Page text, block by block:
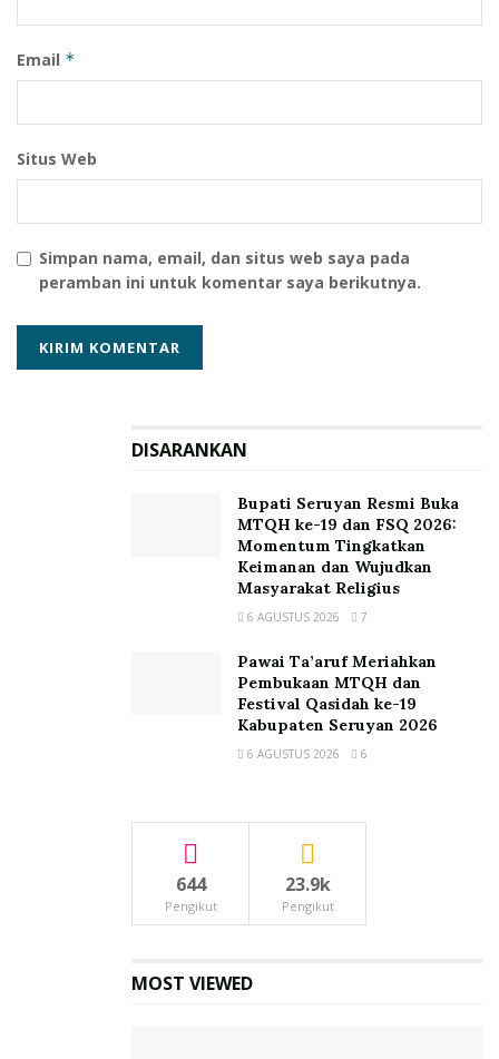
Email *
Situs Web
Simpan nama, email, dan situs web saya pada
peramban ini untuk komentar saya berikutnya.
DISARANKAN
Bupati Seruyan Resmi Buka
MTQH ke-19 dan FSQ 2026:
Momentum Tingkatkan
Keimanan dan Wujudkan
Masyarakat Religius
6 AGUSTUS 2026 7
Pawai Ta’aruf Meriahkan
Pembukaan MTQH dan
Festival Qasidah ke-19
Kabupaten Seruyan 2026
6 AGUSTUS 2026 6
644
Pengikut
23.9k
Pengikut
MOST VIEWED